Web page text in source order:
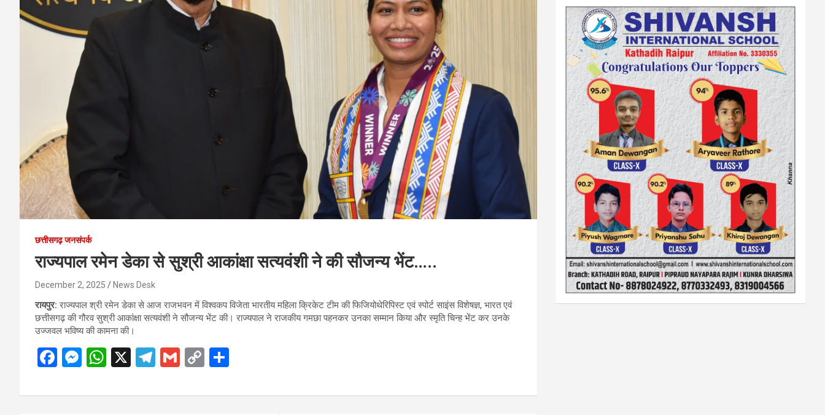
छत्तीसगढ़ जनसंपर्क
राज्यपाल रमेन डेका से सुश्री आकांक्षा सत्यवंशी ने की सौजन्य भेंट…..
December 2, 2025 News Desk
रायपुर: राज्यपाल श्री रमेन डेका से आज राजभवन में विश्वकप विजेता भारतीय महिला क्रिकेट टीम की फिजियोथेरिपिस्ट एवं स्पोर्ट साइंस विशेषज्ञ, भारत एवं
छत्तीसगढ़ की गौरव सुश्री आकांक्षा सत्यवंशी ने सौजन्य भेंट की। राज्यपाल ने राजकीय गमछा पहनकर उनका सम्मान किया और स्मृति चिन्ह भेंट कर उनके
उज्जवल भविष्य की कामना की।
F
ce
M
se
W
at
X
T
e
G
ail
C
py ar